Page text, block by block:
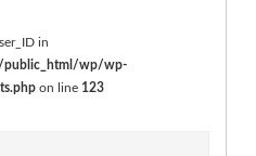
in
public_html/wp/wp-
on line 123